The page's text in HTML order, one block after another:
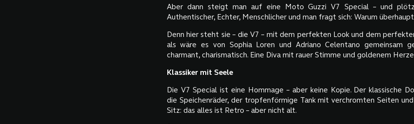
Aber dann steigt man auf eine Moto Guzzi V7 Special – und
Authentischer, Echter, Menschlicher und man fragt sich: Warum
Denn hier steht sie – die V7 – mit dem perfekten Look und dem
als wäre es von Sophia Loren und Adriano Celentano gemeinsam
charmant, charismatisch. Eine Diva mit rauer Stimme und goldenem
Klassiker mit Seele
Die V7 Special ist eine Hommage – aber keine Kopie. Der klassische
die Speichenräder, der tropfenförmige Tank mit verchromten Seiten
Sitz: das alles ist Retro – aber nicht alt.